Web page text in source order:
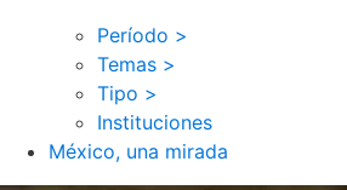
Período >
Temas >
Tipo >
Instituciones
México, una mirada